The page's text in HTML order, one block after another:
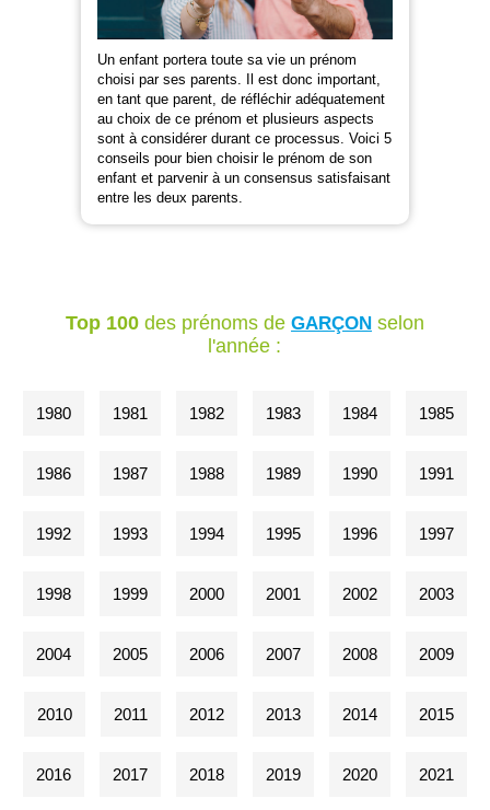
Un enfant portera toute sa vie un prénom
choisi par ses parents. Il est donc important,
en tant que parent, de réfléchir adéquatement
au choix de ce prénom et plusieurs aspects
sont à considérer durant ce processus. Voici 5
conseils pour bien choisir le prénom de son
enfant et parvenir à un consensus satisfaisant
entre les deux parents.
Top 100des prénoms de GARÇONselon
l'année :
1980 1981 1982 1983 1984 1985
1986 1987 1988 1989 1990 1991
1992 1993 1994 1995 1996 1997
1998 1999 2000 2001 2002 2003
2004 2005 2006 2007 2008 2009
2010 2011 2012 2013 2014 2015
2016 2017 2018 2019 2020 2021